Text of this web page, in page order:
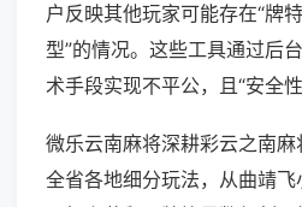
户反映其他玩家可能存在“牌
型”的情况。这些工具通过后
术手段实现不平公，且“安全性
微乐云南麻将深耕彩云之南
全省各地细分玩法，从曲靖